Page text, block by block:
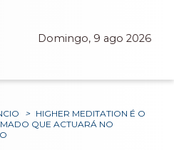
Domingo, 9 ago 2026
> HIGHER MEDITATION É O
QUE ACTUARÁ NO